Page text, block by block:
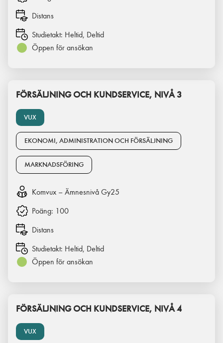
Distans
Studietakt: Heltid, Deltid
Öppen för ansökan
VUX
FÖRSÄLJNING OCH KUNDSERVICE, NIVÅ 3
EKONOMI, ADMINISTRATION OCH FÖRSÄLJNING
MARKNADSFÖRING
Komvux – Ämnesnivå Gy25
Poäng: 100
Distans
Studietakt: Heltid, Deltid
Öppen för ansökan
VUX
FÖRSÄLJNING OCH KUNDSERVICE, NIVÅ 4